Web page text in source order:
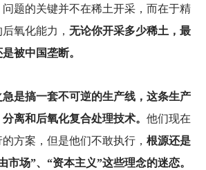
题的关键并不在稀土开采，而在于精
氧化能力， 无论你开采多少稀土，最
被中国垄断。
是搞一套不可逆的生产线，这条生产
离和后氧化复合处理技术。 他们现在
方案，但是他们不敢执行， 根源还是
市场”、“资本主义”这些理念的迷恋。